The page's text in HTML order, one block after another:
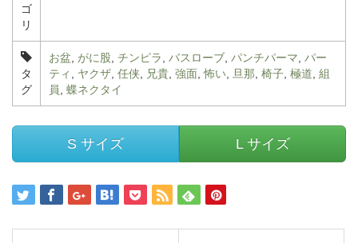
ゴ
リ
タ
グ
お盆 がに股 チンピラ バスローブ パンチパーマ パー
ティ
ヤクザ 任侠 兄貴 強面 ,怖い 旦那 椅子 極道 組
員
蝶ネクタイ
S サイズ L サイズ